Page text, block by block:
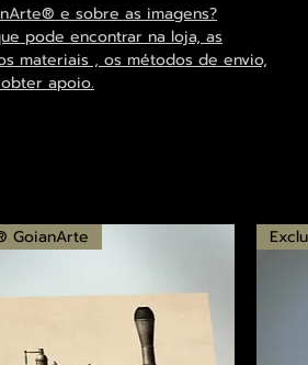
e sobre as imagens?
pode encontrar na loja, as
materiais , os métodos de envio,
apoio.
GoianArte